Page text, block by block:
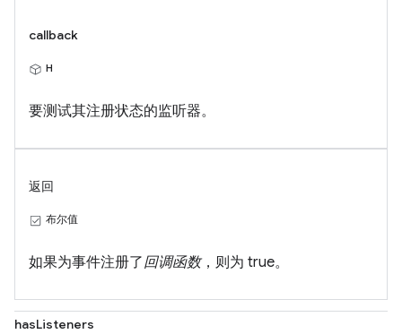
callback
H
要测试其注册状态的监听器。
返回
布尔值
如果为事件注册了回调函数，则为 true。
hasListeners